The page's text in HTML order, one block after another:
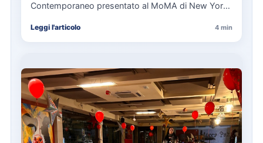
Contemporaneo presentato al MoMA di New York
Leggi l'articolo 4 min